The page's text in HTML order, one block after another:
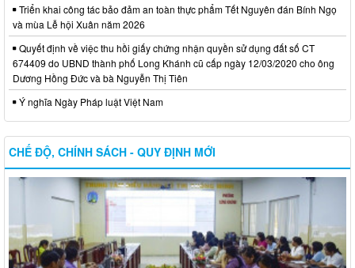
Triển khai công tác bảo đảm an toàn thực phẩm Tết Nguyên đán Bính Ngọ
và mùa Lễ hội Xuân năm 2026
Quyết định về việc thu hồi giấy chứng nhận quyền sử dụng đất số CT
674409 do UBND thành phố Long Khánh cũ cấp ngày 12/03/2020 cho ông
Dương Hồng Đức và bà Nguyễn Thị Tiên
Ý nghĩa Ngày Pháp luật Việt Nam
CHẾ ĐỘ, CHÍNH SÁCH - QUY ĐỊNH MỚI